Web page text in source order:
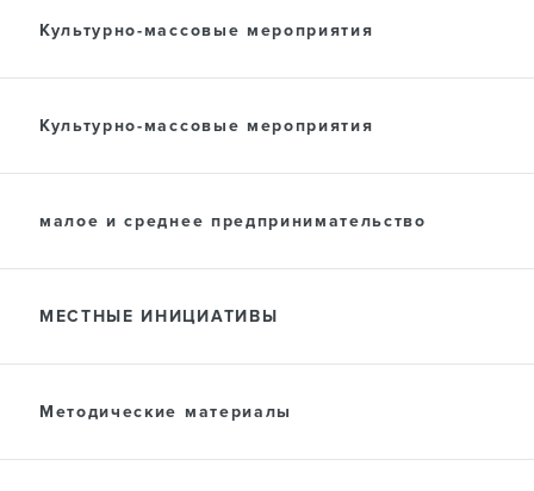
Культурно-массовые мероприятия
Культурно-массовые мероприятия
малое и среднее предпринимательство
МЕСТНЫЕ ИНИЦИАТИВЫ
Методические материалы